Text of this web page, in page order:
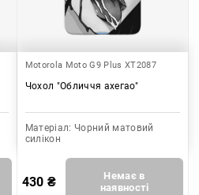
Motorola Moto G9 Plus XT2087
Чохол "Обличчя ахегао"
Матеріал: Чорний матовий
силікон
430 ₴
Немає в
наявності